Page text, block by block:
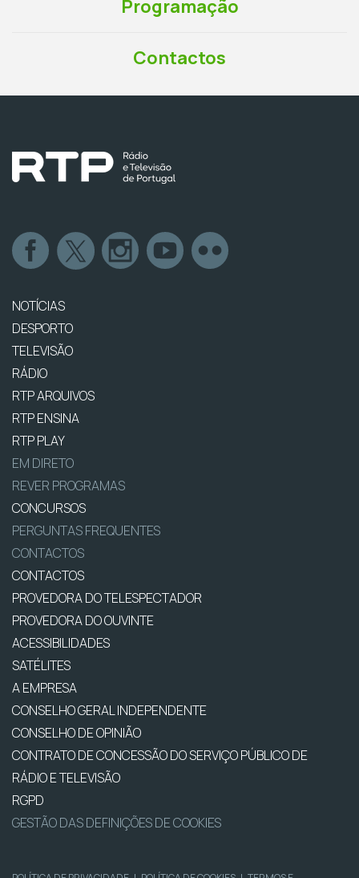
Programação
Contactos
NOTÍCIAS
DESPORTO
TELEVISÃO
RÁDIO
RTP ARQUIVOS
RTP ENSINA
RTP PLAY
EM DIRETO
REVER PROGRAMAS
CONCURSOS
PERGUNTAS FREQUENTES
CONTACTOS
CONTACTOS
PROVEDORA DO TELESPECTADOR
PROVEDORA DO OUVINTE
ACESSIBILIDADES
SATÉLITES
A EMPRESA
CONSELHO GERAL INDEPENDENTE
CONSELHO DE OPINIÃO
CONTRATO DE CONCESSÃO DO SERVIÇO PÚBLICO DE
RÁDIO E TELEVISÃO
RGPD
GESTÃO DAS DEFINIÇÕES DE COOKIES